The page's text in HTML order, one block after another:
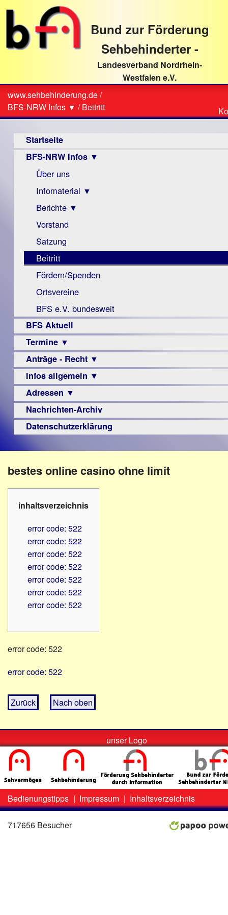
direkt
Textinhalt
Bund zur Förderung
Sehbehinderter -
Landesverband Nordrhein-
Westfalen e.V.
Sie
sind
hier
www.sehbehinderung.de/
BFS-NRW Infos ▼ /Beitritt
Startseite
BFS-NRW Infos ▼
Über uns
Infomaterial ▼
Visus
Zeitschrift
Monokular
Mac
Instagram-
Links
Berichte ▼
Archiv
Berichte
Vorstand
Satzung
Beitritt
Fördern/Spenden
Ortsvereine
BFS e.V. bundesweit
BFS Aktuell
Termine ▼
Veranstaltungsprogramme
Anträge - Recht ▼
Archiv
Urteile
Infos allgemein ▼
Sehbehinderung
Frühförderung
Schule
–
Beruf
Hilfsmittel
-
PC
Adressen ▼
Augenoptiker
Berufsbildungswerke
Hörbüchereien
Reha-
Lehrer
Verbände
Nachrichten-Archiv
Datenschutzerklärung
bestes online casino ohne limit
inhaltsverzeichnis
error code: 522
error code: 522
error code: 522
error code: 522
error code: 522
error code: 522
error code: 522
error code: 522
error code: 522
Zurück Nach oben
unser Logo
Zweit-
Menü
Bedienungstipps | Impressum | Inhaltsverzeichnis
717656 Besucher